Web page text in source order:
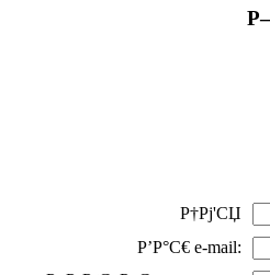
Р†Рј'СЏ
Р’Р°С€ e-mail: